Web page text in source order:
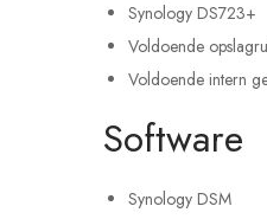
Synology DS723+
Voldoende
Voldoende intern
Software
Synology DSM